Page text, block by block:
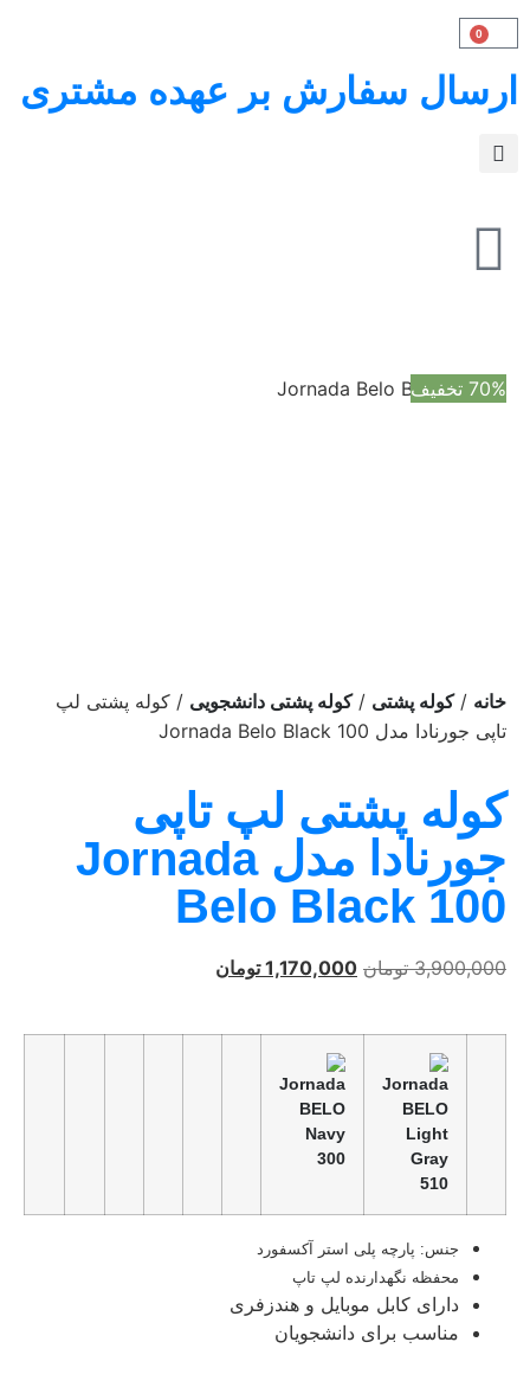
0
ارسال سفارش بر عهده مشتری
70% تخفیف
خانه /کوله پشتی /کوله پشتی دانشجویی / کوله پشتی لپ
تاپی جورنادا مدل Jornada Belo Black 100
کوله پشتی لپ تاپی
جورنادا مدل Jornada
Belo Black 100
3,900,000 تومان 1,170,000 تومان
جنس: پارچه پلی استر آکسفورد
محفظه نگهدارنده لپ تاپ
دارای کابل موبایل و هندزفری
مناسب برای دانشجویان